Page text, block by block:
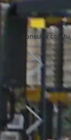
consulta con tu